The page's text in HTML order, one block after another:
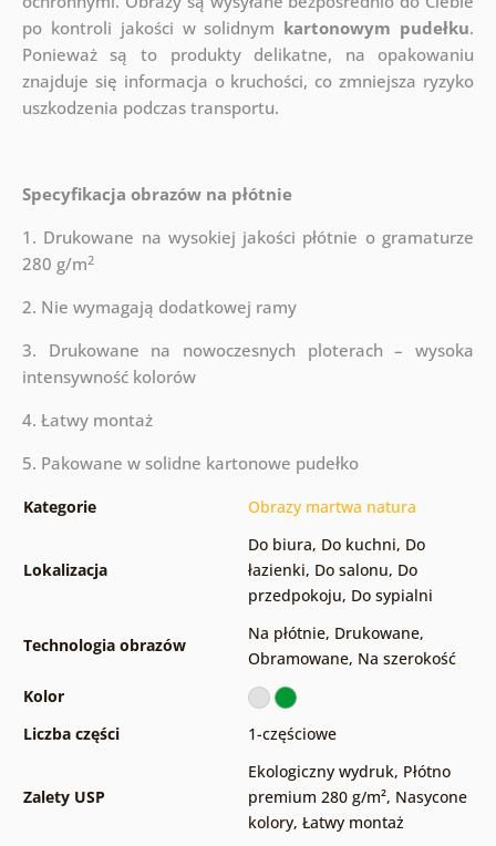
po kontroli jakości w solidnym kartonowym pudełku.
Ponieważ są to produkty delikatne, na opakowaniu
znajduje się informacja o kruchości, co zmniejsza ryzyko
uszkodzenia podczas transportu.
Specyfikacja obrazów na płótnie
1. Drukowane na wysokiej jakości płótnie o gramaturze
280 g/m2
2. Nie wymagają dodatkowej ramy
3. Drukowane na nowoczesnych ploterach – wysoka
intensywność kolorów
4. Łatwy montaż
5. Pakowane w solidne kartonowe pudełko
Kategorie Obrazy martwa natura
Lokalizacja
Do biura, Do kuchni, Do
łazienki, Do salonu, Do
przedpokoju, Do sypialni
Technologia obrazów
Na płótnie, Drukowane,
Obramowane, Na szerokość
Kolor
Liczba części
1-częściowe
Zalety USP
Ekologiczny wydruk, Płótno
premium 280 g/m², Nasycone
kolory, Łatwy montaż